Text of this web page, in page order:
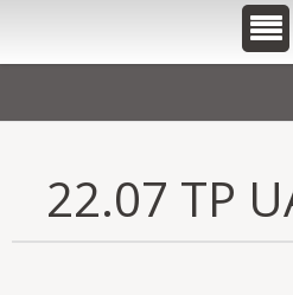
22.07 TP